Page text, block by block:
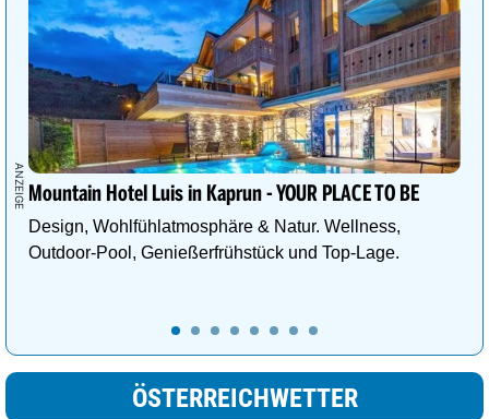
Mountain Hotel Luis in Kaprun - YOUR PLACE TO BE
Design, Wohlfühlatmosphäre & Natur. Wellness,
Outdoor-Pool, Genießerfrühstück und Top-Lage.
ÖSTERREICHWETTER